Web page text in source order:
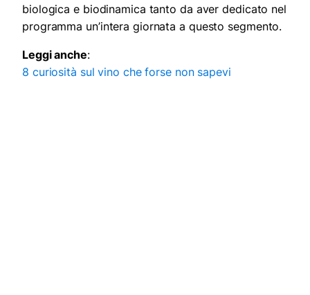
biologica e biodinamica tanto da aver dedicato nel
programma un’intera giornata a questo segmento.
Leggi anche:
8 curiosità sul vino che forse non sapevi